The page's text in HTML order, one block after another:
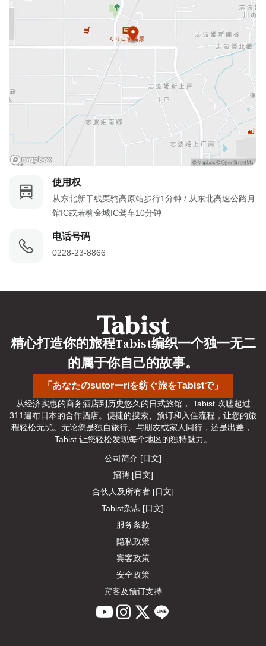
使用权
从东北新干线栗驹高原站步行1分钟 / 从东北高速公路月
馆IC或若柳金城IC驾车10分钟
电话号码
0228-23-8866
「あなたのsutorーriを纺ぐ旅をTabistで」
精心打造你的旅程Tabist编织一个独一无二
的属于你自己的故事。
从经济实惠的商务酒店到历史悠久的日式旅馆， Tabist 吹嘘超过
311遍布日本的合作酒店。便捷的搜索、预订和入住流程，让您的旅
程轻松无忧。无论您是独自旅行、与朋友或家人同行，还是出差，
Tabist 让您轻松发现每个地区的独特魅力。
公司简介 [日文]
招聘 [日文]
合伙人及所有者 [日文]
Tabist杂志 [日文]
服务条款
隐私政策
宾客政策
安全政策
宾客及预订支持